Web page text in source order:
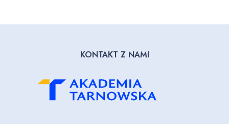
KONTAKT Z NAMI